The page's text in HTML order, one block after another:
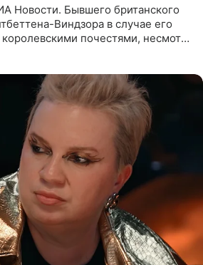
Новости. Бывшего британского
Виндзора в случае его
почестями, несмотря